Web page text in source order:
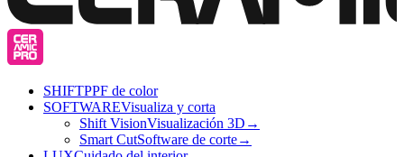
SHIFTPPF de color
SOFTWAREVisualiza y corta
Shift VisionVisualización 3D →
Smart CutSoftware de corte→